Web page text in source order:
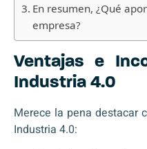
En resumen, ¿Qué
empresa?
Ventajas e
Industria 4.0
Merece la pena destacar
Industria 4.0: